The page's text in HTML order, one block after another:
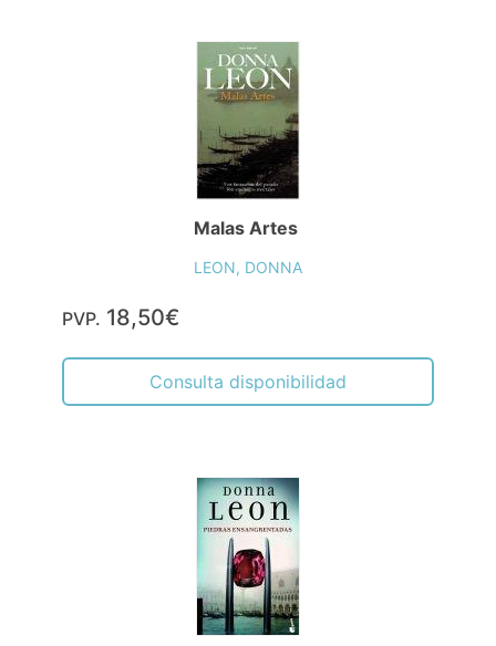
Malas Artes
LEON, DONNA
PVP. 18,50€
Consulta disponibilidad